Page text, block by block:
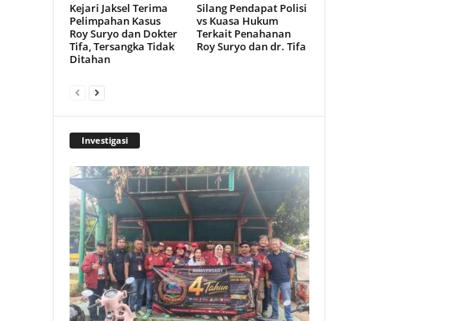
Kejari Jaksel Terima
Pelimpahan Kasus
Roy Suryo dan Dokter
Tifa, Tersangka Tidak
Ditahan
Silang Pendapat Polisi
vs Kuasa Hukum
Terkait Penahanan
Roy Suryo dan dr. Tifa
Investigasi